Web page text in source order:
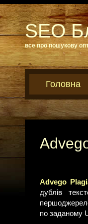
SEO
все про пошукову
Головна
Advego
дублів
по заданому